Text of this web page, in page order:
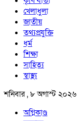
খেলাধুলা
জাতীয়
তথ্যপ্রযুক্তি
ধর্ম
শিক্ষা
সাহিত্য
স্বাস্থ্য
শনিবার , ৮ অগাস্ট ২০২৬
অগ্নিকাণ্ড